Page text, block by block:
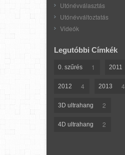
Utónévválasztás
Utónévváltoztatás
Videók
Legutóbbi Címkék
0. szűrés 1 2011
2012 4 2013 4
3D ultrahang 2
4D ultrahang 2